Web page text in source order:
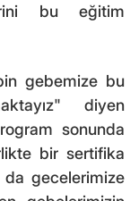
bu eğitim
gebemize bu
diyen
sonunda
bir sertifika
da gecelerimize